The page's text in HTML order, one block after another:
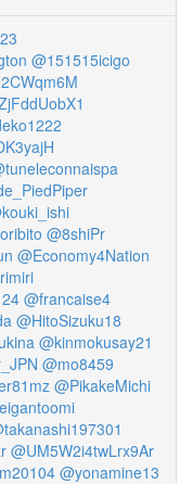
@151515icigo
@8shiPr
@Economy4Nation
@francaise4
@HitoSizuku18
@kinmokusay21
@mo8459
@PikakeMichi
@UM5W2i4twLrx9Ar
@yonamine13